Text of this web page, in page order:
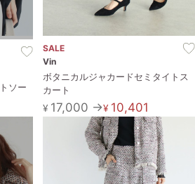
ソー
SALE
Vin
ボタニカルジャカードセミタイトス
カート
¥17,000 →¥10,401